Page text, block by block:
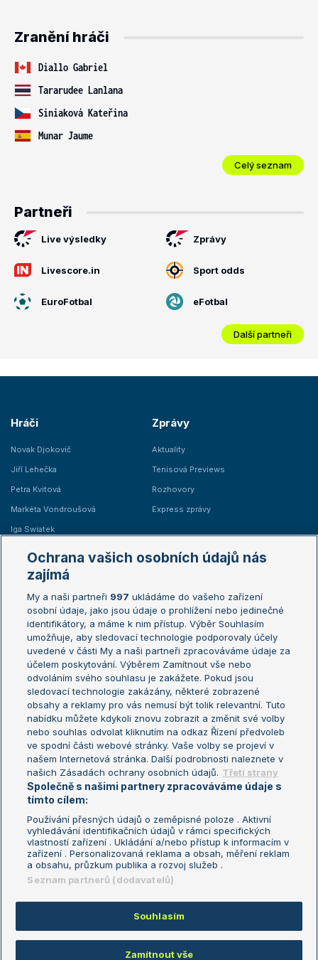
Zranění hráči
Diallo Gabriel
Tararudee Lanlana
Siniaková Kateřina
Munar Jaume
Celý seznam
Partneři
Live výsledky Zprávy
Livescore.in Sport odds
EuroFotbal eFotbal
Další partneři
Hráči
Novak Djokovič
Jiří Lehečka
Petra Kvitová
Markéta Vondroušová
Iga Swiatek
Zprávy
Aktuality
Tenisová Previews
Rozhovory
Express zprávy
Žebříčky
Žebříček ATP (muži)
Žebříček WTA (ženy)
Sázkařský žebříček
Australian Open
French Open
Wimbledon
US Open
Turnaj mistrů
Turnaj mistryň
Aktualní trendy
Fotbalové přestupy
Livesport Daily
LS Prague Open
Podmínky užití
Nastavení soukromí
GDPR a žurnalistika
Reklama
Kontakt
Informace o zpracování osobních
údajů
Copyright © 2008-2026 TenisPortal.cz. Využíváme zpravodajství ČTK.
Ochrana vašich osobních údajů nás
zajímá
My a naši partneři 997 ukládáme do vašeho zařízení
osobní údaje, jako jsou údaje o prohlížení nebo jedinečné
identifikátory, a máme k nim přístup. Výběr Souhlasím
umožňuje, aby sledovací technologie podporovaly účely
uvedené v části My a naši partneři zpracováváme údaje za
účelem poskytování. Výběrem Zamítnout vše nebo
odvoláním svého souhlasu je zakážete. Pokud jsou
sledovací technologie zakázány, některé zobrazené
obsahy a reklamy pro vás nemusí být tolik relevantní. Tuto
nabídku můžete kdykoli znovu zobrazit a změnit své volby
nebo souhlas odvolat kliknutím na odkaz Řízení předvoleb
ve spodní části webové stránky. Vaše volby se projeví v
našem Internetová stránka. Další podrobnosti naleznete v
našich Zásadách ochrany osobních údajů. Třetí strany
Společně s našimi partnery zpracováváme údaje s
tímto cílem:
Používání přesných údajů o zeměpisné poloze . Aktivní
vyhledávání identifikačních údajů v rámci specifických
vlastností zařízení . Ukládání a/nebo přístup k informacím v
zařízení . Personalizovaná reklama a obsah, měření reklam
a obsahu, průzkum publika a rozvoj služeb .
Seznam partnerů (dodavatelů)
Souhlasím
Zamítnout vše